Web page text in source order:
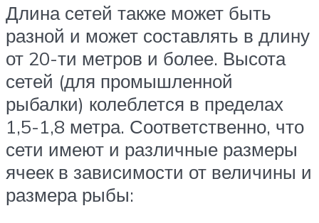
Длина сетей также может быть
разной и может составлять в длину
от 20-ти метров и более. Высота
сетей (для промышленной
рыбалки) колеблется в пределах
1,5-1,8 метра. Соответственно, что
сети имеют и различные размеры
ячеек в зависимости от величины и
размера рыбы: